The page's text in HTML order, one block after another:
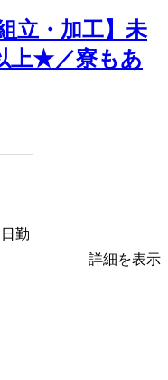
立・加工】未
上★／寮もあ
勤
詳細を表示